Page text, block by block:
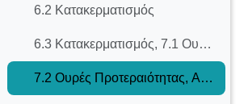
6.2 Κατακερματισμός
6.3 Κατακερματισμός, 7.1 Ουρές Προτεραιότητας
7.2 Ουρές Προτεραιότητας, Aσκήσεις